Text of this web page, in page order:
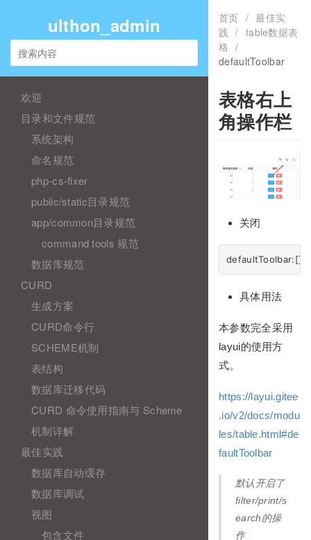
ulthon_admin
欢迎
目录和文件规范
系统架构
命名规范
php-cs-fixer
public/static目录规范
app/common目录规范
command tools 规范
数据库规范
CURD
生成方案
CURD命令行
SCHEME机制
表结构
数据库迁移代码
CURD 命令使用指南与 Scheme
机制详解
最佳实践
数据库自动缓存
数据库调试
视图
包含文件
首页 / 最佳实
践 / table数据表
格 /
defaultToolbar
表格右上
角操作栏
关闭
具体用法
本参数完全采用
layui的使用方
式。
https://layui.gitee
.io/v2/docs/modu
les/table.html#de
faultToolbar
默认开启了
filter/print/s
earch的操
作